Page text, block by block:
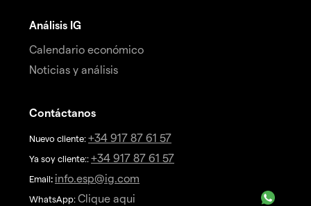
Análisis IG
Calendario económico
Noticias y análisis
Contáctanos
Nuevo cliente: +34 917 87 61 57
Ya soy cliente:: +34 917 87 61 57
Email: info.esp@ig.com
WhatsApp: Clique aqui